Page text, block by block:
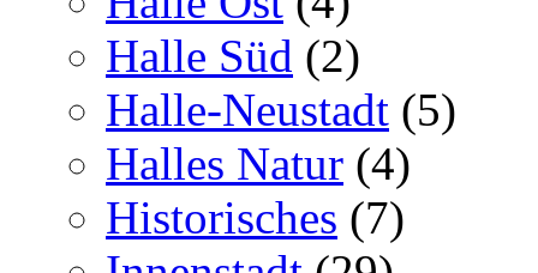
Halle Süd (2)
Halle-Neustadt (5)
Halles Natur (4)
Historisches (7)